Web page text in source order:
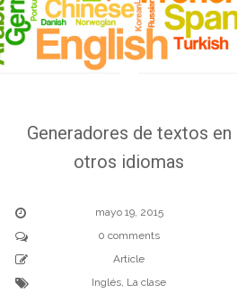
Generadores de textos en
otros idiomas
mayo 19, 2015
0 comments
Article
Inglés La clase